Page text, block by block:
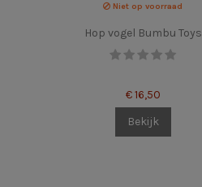
Niet op voorraad
Hop vogel Bumbu Toys
€ 16,50
Bekijk